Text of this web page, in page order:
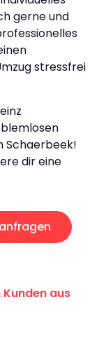
gerne und
stressfrei
Schaerbeek!
dir eine
aus